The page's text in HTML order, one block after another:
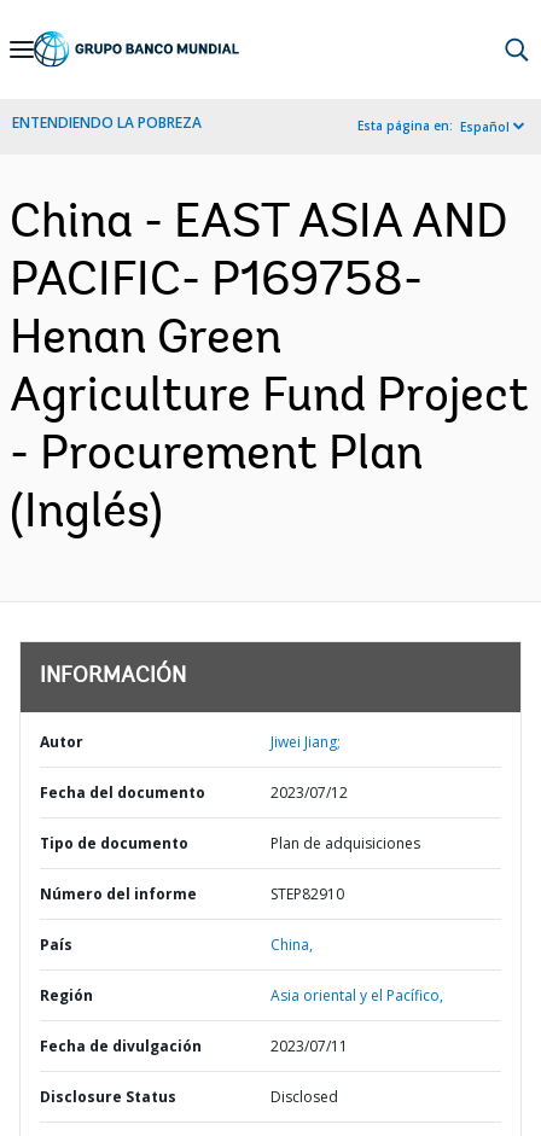
Skip
Navigation
ENTENDIENDO LA POBREZA Esta página en: Español
China - EAST ASIA AND
PACIFIC- P169758-
Henan Green
Agriculture Fund Project
- Procurement Plan
(Inglés)
INFORMACIÓN
Autor Jiwei Jiang;
Fecha del documento 2023/07/12
Tipo de documento Plan de adquisiciones
Número del informe STEP82910
País China,
Región Asia oriental y el Pacífico,
Fecha de divulgación 2023/07/11
Disclosure Status Disclosed